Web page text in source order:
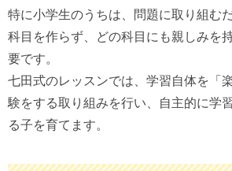
特に小学生のうちは、問題に取り組む
科目を作らず、どの科目にも親しみを
要です。
七田式のレッスンでは、学習自体を「
験をする取り組みを行い、自主的に学
る子を育てます。